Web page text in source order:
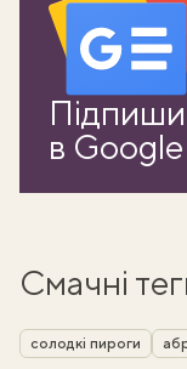
в
Смачні
солодкі пироги